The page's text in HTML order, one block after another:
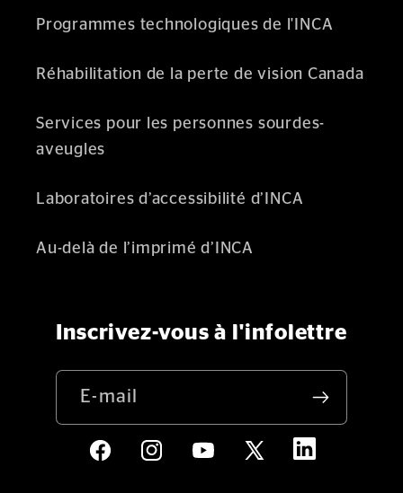
Programmes technologiques de l'INCA
Réhabilitation de la perte de vision Canada
Services pour les personnes sourdes-
aveugles
Laboratoires d’accessibilité d’INCA
Au-delà de l’imprimé d’INCA
Inscrivez-vous à l'infolettre
E-mail
FacebookInstagramYouTube
X
LinkedIn